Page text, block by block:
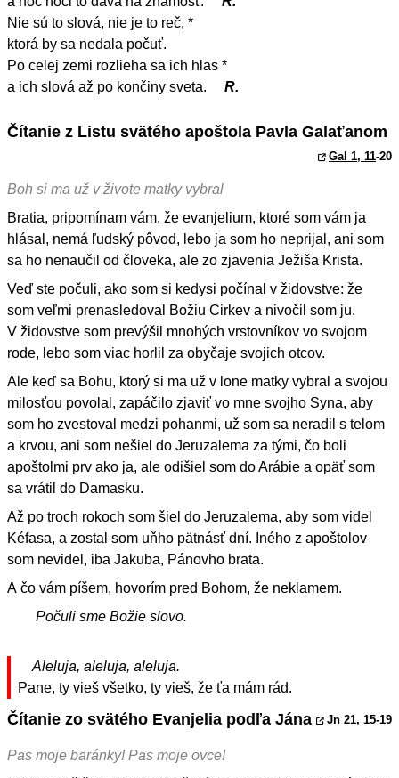
Nie sú to slová, nie je to reč, *
ktorá by sa nedala počuť.
Po celej zemi rozlieha sa ich hlas *
a ich slová až po končiny sveta.
R.
Čítanie z Listu svätého apoštola Pavla Galaťanom
Gal 1, 11-20
Boh si ma už v živote matky vybral
Bratia, pripomínam vám, že evanjelium, ktoré som vám ja
hlásal, nemá ľudský pôvod, lebo ja som ho neprijal, ani som
sa ho nenaučil od človeka, ale zo zjavenia Ježiša Krista.
Veď ste počuli, ako som si kedysi počínal v židovstve: že
som veľmi prenasledoval Božiu Cirkev a nivočil som ju.
V židovstve som prevýšil mnohých vrstovníkov vo svojom
rode, lebo som viac horlil za obyčaje svojich otcov.
Ale keď sa Bohu, ktorý si ma už v lone matky vybral a svojou
milosťou povolal, zapáčilo zjaviť vo mne svojho Syna, aby
som ho zvestoval medzi pohanmi, už som sa neradil s telom
a krvou, ani som nešiel do Jeruzalema za tými, čo boli
apoštolmi prv ako ja, ale odišiel som do Arábie a opäť som
sa vrátil do Damasku.
Až po troch rokoch som šiel do Jeruzalema, aby som videl
Kéfasa, a zostal som uňho pätnásť dní. Iného z apoštolov
som nevidel, iba Jakuba, Pánovho brata.
A čo vám píšem, hovorím pred Bohom, že neklamem.
Počuli sme Božie slovo.
Aleluja, aleluja, aleluja.
Pane, ty vieš všetko, ty vieš, že ťa mám rád.
Čítanie zo svätého Evanjelia podľa Jána Jn 21, 15-19
Pas moje baránky! Pas moje ovce!